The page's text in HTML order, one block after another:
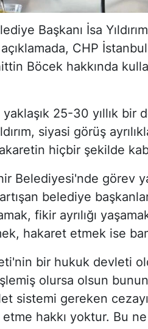
Başkanı İsa
CHP
Böcek hakkında
25-30 yıllık bir
siyasi görüş
hiçbir şekilde
Belediyesi'nde görev
belediye
fikir ayrılığı
hakaret etmek ise
bir hukuk devleti
olursa olsun bunun
sistemi gereken
etme hakkı yoktur. Bu